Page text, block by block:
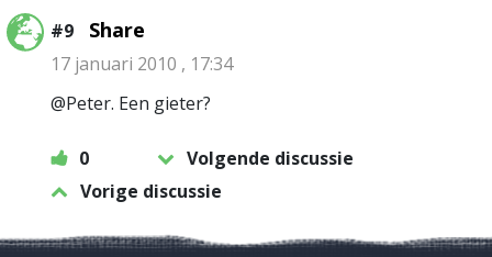
#9 Share
17 januari 2010 , 17:34
@Peter. Een gieter?
0
Volgende discussie
Vorige discussie